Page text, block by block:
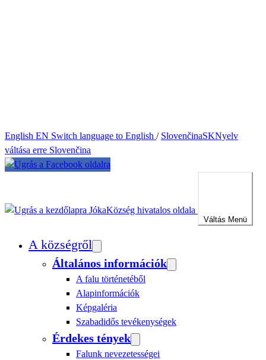
English EN Switch language to English / SlovenčinaSKNyelv
váltása erre Slovenčina
JókaKözség hivatalos oldala
Váltás Menü
A községről
Általános információk
A falu történetéből
Alapinformációk
Képgaléria
Szabadidős tevékenységek
Érdekes tények
Falunk nevezetességei